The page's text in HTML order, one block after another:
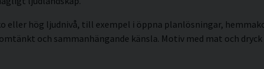
eller hög ljudnivå, till exempel i öppna planlösningar,
och sammanhängande känsla. Motiv med mat och